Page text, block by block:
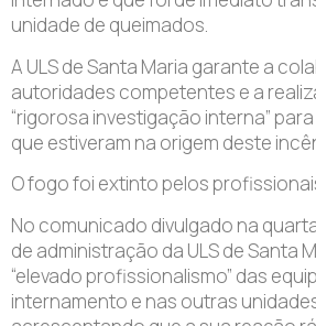
unidade de queimados.
A ULS de Santa Maria garante a
autoridades competentes e a
“rigorosa investigação interna”
que estiveram na origem deste
O fogo foi extinto pelos
No comunicado divulgado na
de administração da ULS de Santa
“elevado profissionalismo” das
internamento e nas outras